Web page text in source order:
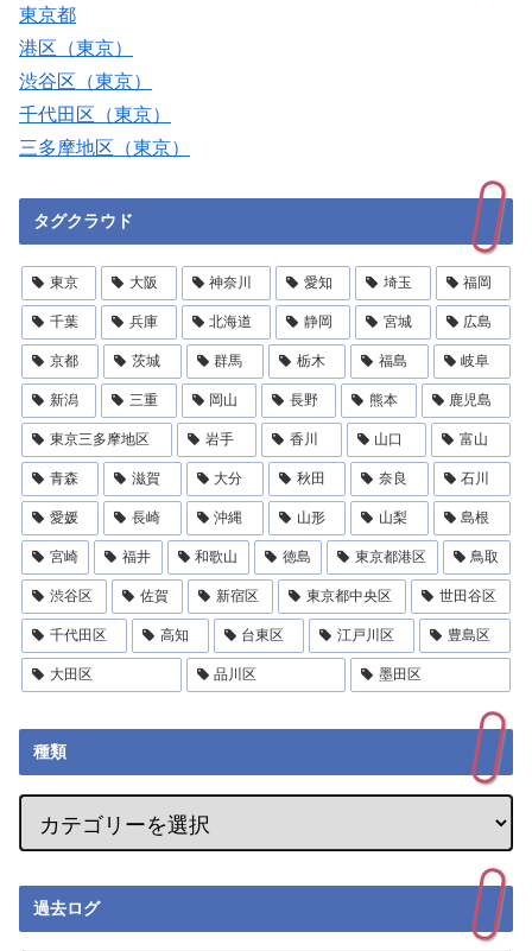
東京都
港区（東京）
渋谷区（東京）
千代田区（東京）
三多摩地区（東京）
タグクラウド
東京 大阪 神奈川 愛知 埼玉 福岡
千葉 兵庫 北海道 静岡 宮城 広島
京都 茨城 群馬 栃木 福島 岐阜
新潟 三重 岡山 長野 熊本 鹿児島
東京三多摩地区 岩手 香川 山口 富山
青森 滋賀 大分 秋田 奈良 石川
愛媛 長崎 沖縄 山形 山梨 島根
宮崎 福井 和歌山 徳島 東京都港区 鳥取
渋谷区 佐賀 新宿区 東京都中央区 世田谷区
千代田区 高知 台東区 江戸川区 豊島区
大田区 品川区 墨田区
種類
過去ログ